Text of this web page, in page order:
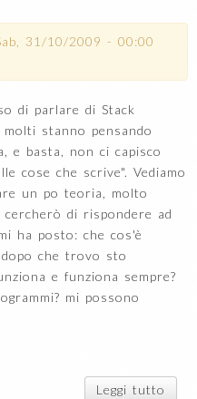
31/10/2009 - 00:00
di parlare di Stack
stanno pensando
e basta, non ci capisco
cose che scrive". Vediamo
un po teoria, molto
cercherò di rispondere ad
ha posto: che cos'è
che trovo sto
e funziona sempre?
mi possono
Leggi tutto